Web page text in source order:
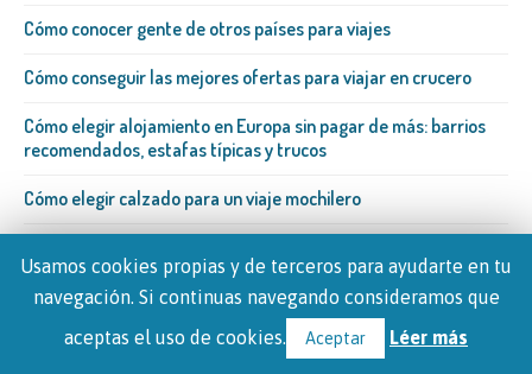
Cómo conocer gente de otros países para viajes
Cómo conseguir las mejores ofertas para viajar en crucero
Cómo elegir alojamiento en Europa sin pagar de más: barrios
recomendados, estafas típicas y trucos
Cómo elegir calzado para un viaje mochilero
Cómo ligar con una brasileña​ en Bilbao
Cómo lucir un pelo perfecto aun estando de viaje
Usamos cookies propias y de terceros para ayudarte en tu
navegación. Si continuas navegando consideramos que
aceptas el uso de cookies.
Aceptar Léer más